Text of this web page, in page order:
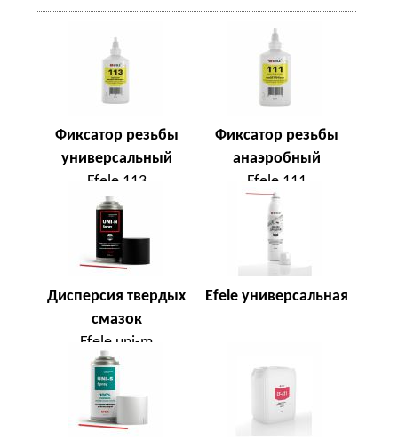
Фиксатор резьбы
универсальный
Efele 113
Фиксатор резьбы
анаэробный
Efele 111
Дисперсия твердых
смазок
Efele uni-m
Efele универсальная